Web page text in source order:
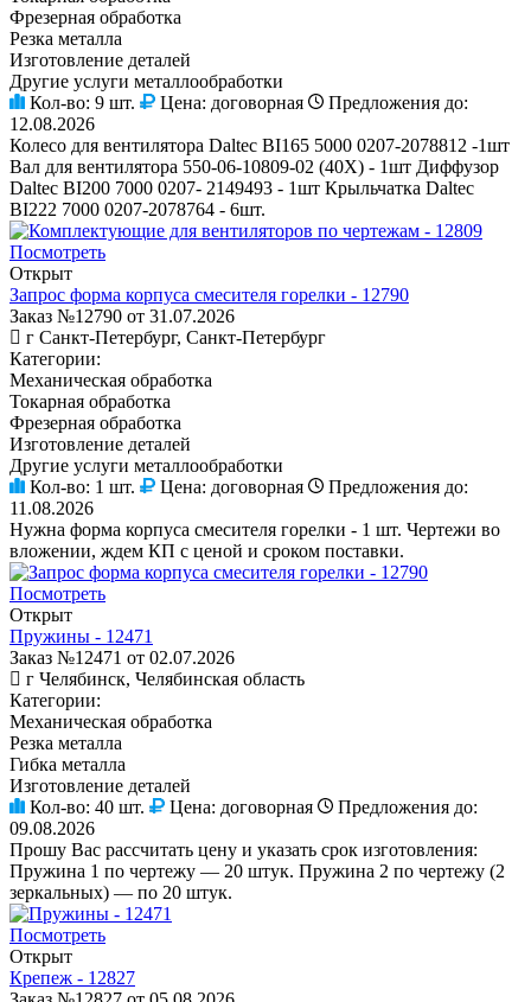
Фрезерная обработка
Резка металла
Изготовление деталей
Другие услуги металлообработки
Кол-во: 9 шт. Цена: договорная
Предложения до:
12.08.2026
Колесо для вентилятора Daltec BI165 5000 0207-2078812 -1шт
Вал для вентилятора 550-06-10809-02 (40Х) - 1шт Диффузор
Daltec BI200 7000 0207- 2149493 - 1шт Крыльчатка Daltec
BI222 7000 0207-2078764 - 6шт.
Посмотреть
Открыт
Запрос форма корпуса смесителя горелки - 12790
Заказ №12790 от 31.07.2026
г Санкт-Петербург, Санкт-Петербург
Категории:
Механическая обработка
Токарная обработка
Фрезерная обработка
Изготовление деталей
Другие услуги металлообработки
Кол-во: 1 шт. Цена: договорная
Предложения до:
11.08.2026
Нужна форма корпуса смесителя горелки - 1 шт. Чертежи во
вложении, ждем КП с ценой и сроком поставки.
Посмотреть
Открыт
Пружины - 12471
Заказ №12471 от 02.07.2026
г Челябинск, Челябинская область
Категории:
Механическая обработка
Резка металла
Гибка металла
Изготовление деталей
Кол-во: 40 шт. Цена: договорная
Предложения до:
09.08.2026
Прошу Вас рассчитать цену и указать срок изготовления:
Пружина 1 по чертежу — 20 штук. Пружина 2 по чертежу (2
зеркальных) — по 20 штук.
Посмотреть
Открыт
Крепеж - 12827